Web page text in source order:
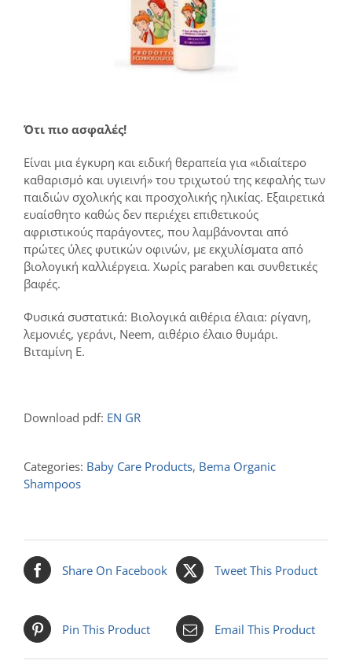
Ότι πιο ασφαλές!
Είναι μια έγκυρη και ειδική θεραπεία για «ιδιαίτερο
καθαρισμό και υγιεινή» του τριχωτού της κεφαλής των
παιδιών σχολικής και προσχολικής ηλικίας. Εξαιρετικά
ευαίσθητο καθώς δεν περιέχει επιθετικούς
αφριστικούς παράγοντες, που λαμβάνονται από
πρώτες ύλες φυτικών οφινών, με εκχυλίσματα από
βιολογική καλλιέργεια. Χωρίς paraben και συνθετικές
βαφές.
Φυσικά συστατικά: Βιολογικά αιθέρια έλαια: ρίγανη,
λεμονιές, γεράνι, Neem, αιθέριο έλαιο θυμάρι.
Βιταμίνη Ε.
Download pdf: EN GR
Categories: Baby Care Products, Bema Organic
Shampoos
Share On Facebook Tweet This Product
Pin This Product Email This Product